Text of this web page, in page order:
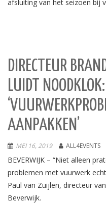
afsluiting van het seizoen bij
DIRECTEUR
LUIDT NOODKLOK:
AANPAKKEN’
MEI 16, 2019 ALL4EVENTS
BEVERWIJK – “Niet alleen
problemen met vuurwerk
Paul van Zuijlen, directeur
Beverwijk.